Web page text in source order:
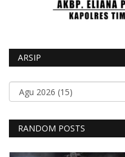
ARSIP
RANDOM POSTS